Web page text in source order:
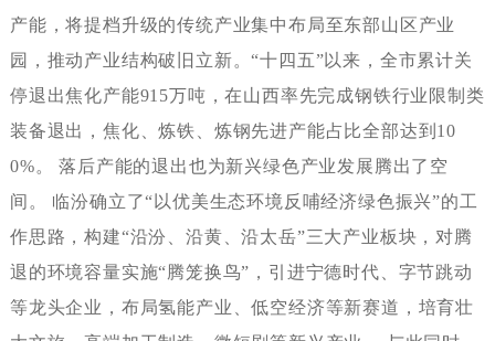
产能，将提档升级的传统产业集中布局至东部山区产业
园，推动产业结构破旧立新。“十四五”以来，全市累计关
停退出焦化产能915万吨，在山西率先完成钢铁行业限制类
装备退出，焦化、炼铁、炼钢先进产能占比全部达到10
0%。落后产能的退出也为新兴绿色产业发展腾出了空
间。临汾确立了“以优美生态环境反哺经济绿色振兴”的工
作思路，构建“沿汾、沿黄、沿太岳”三大产业板块，对腾
退的环境容量实施“腾笼换鸟”，引进宁德时代、字节跳动
等龙头企业，布局氢能产业、低空经济等新赛道，培育壮